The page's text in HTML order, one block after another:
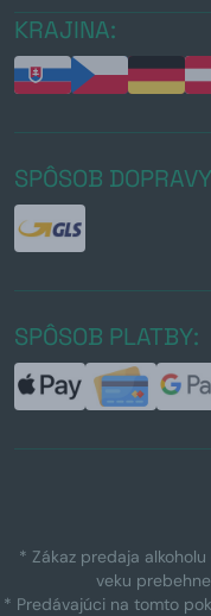
KRAJINA:
SPÔSOB
SPÔSOB PLATBY:
* Zákaz predaja
veku
* Predávajúci na tomto